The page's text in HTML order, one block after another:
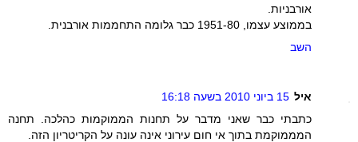
אורבניות.
בממוצע עצמו, 1951-80 כבר גלומה התחממות אורבנית.
השב
איל 15 ביוני 2010 בשעה 16:18
כתבתי כבר שאני מדבר על תחנות הממוקמות כהלכה. תחנה
המממוקמת בתוך אי חום עירוני אינה עונה על הקריטריון הזה.